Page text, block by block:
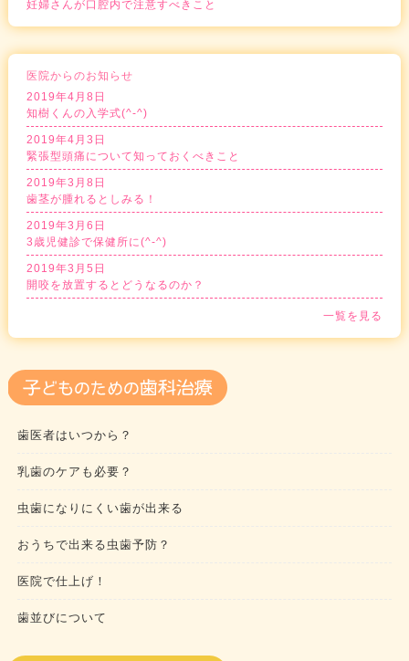
妊婦さんが口腔内で注意すべきこと
医院からのお知らせ
2019年4月8日
知樹くんの入学式(^-^)
2019年4月3日
緊張型頭痛について知っておくべきこと
2019年3月8日
歯茎が腫れるとしみる！
2019年3月6日
3歳児健診で保健所に(^-^)
2019年3月5日
開咬を放置するとどうなるのか？
一覧を見る
歯医者はいつから？
乳歯のケアも必要？
虫歯になりにくい歯が出来る
おうちで出来る虫歯予防？
医院で仕上げ！
歯並びについて